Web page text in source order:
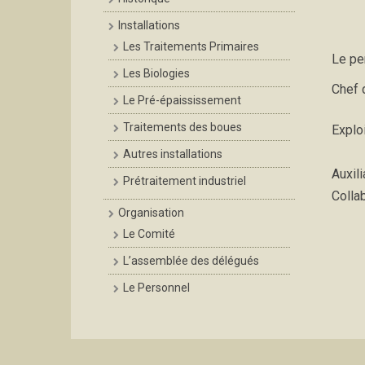
Le
Chef
Installations
Les Traitements Primaires
Les Biologies
Le Pré-épaississement
Traitements des boues
Autres installations
Prétraitement industriel
Organisation
Le Comité
L’assemblée des délégués
Le Personnel